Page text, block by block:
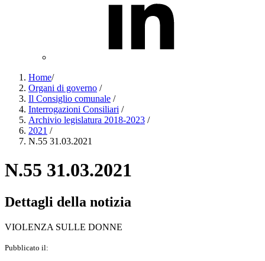
Home/
Organi di governo /
Il Consiglio comunale /
Interrogazioni Consiliari /
Archivio legislatura 2018-2023 /
2021 /
N.55 31.03.2021
N.55 31.03.2021
Dettagli della notizia
VIOLENZA SULLE DONNE
Pubblicato il: